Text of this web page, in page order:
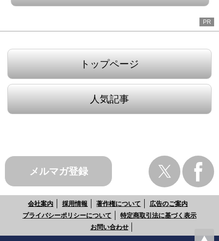
PR
トップページ
人気記事
メルマガ登録
会社案内 採用情報 著作権について
広告のご案内
プライバシーポリシーについて
特定商取引法に基づく表示
お問い合わせ